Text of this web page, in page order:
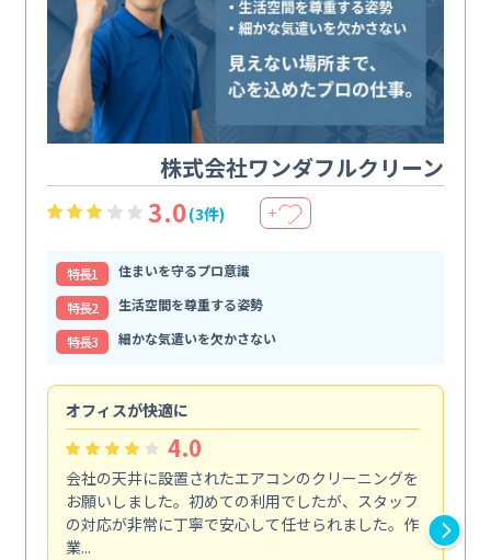
株式会社ワンダフルクリーン
3.0(3件) ＋
特⻑1
住まいを守るプロ意識
特⻑2
生活空間を尊重する姿勢
特⻑3
細かな気遣いを欠かさない
オフィスが快適に
4.0
会社の天井に設置されたエアコンのクリーニングを
お願いしました。初めての利用でしたが、スタッフ
の対応が非常に丁寧で安心して任せられました。作
業...